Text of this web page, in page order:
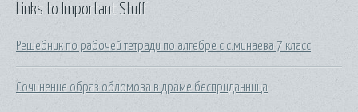
Links to Important Stuff
Решебник по рабочей тетради по алгебре с.с.минаева 7 класс
Сочинение образ обломова в драме бесприданница